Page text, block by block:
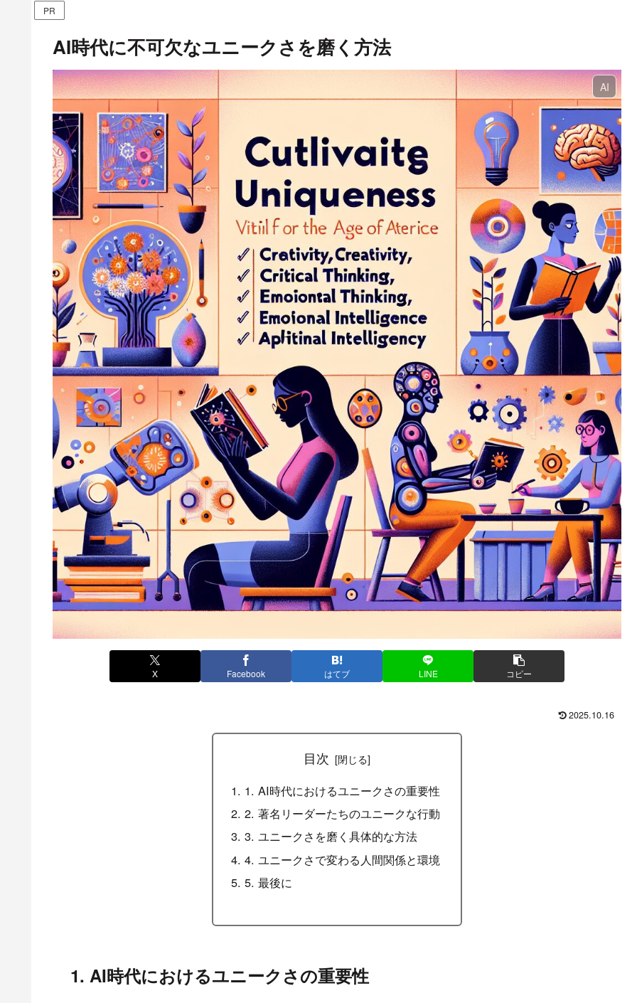
PR
AI時代に不可欠なユニークさを磨く方法
AI
X Facebook はてブ LINE コピー
2025.10.16
目次
1. AI時代におけるユニークさの重要性
2. 著名リーダーたちのユニークな行動
3. ユニークさを磨く具体的な方法
4. ユニークさで変わる人間関係と環境
5. 最後に
1. AI時代におけるユニークさの重要性